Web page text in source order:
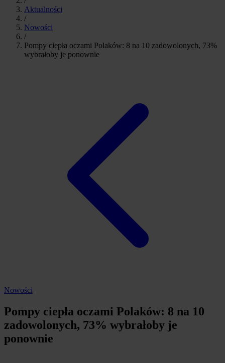
Aktualności
/
Nowości
/
Pompy ciepła oczami Polaków: 8 na 10 zadowolonych, 73%
wybrałoby je ponownie
Nowości
Pompy ciepła oczami Polaków: 8 na 10
zadowolonych, 73% wybrałoby je
ponownie